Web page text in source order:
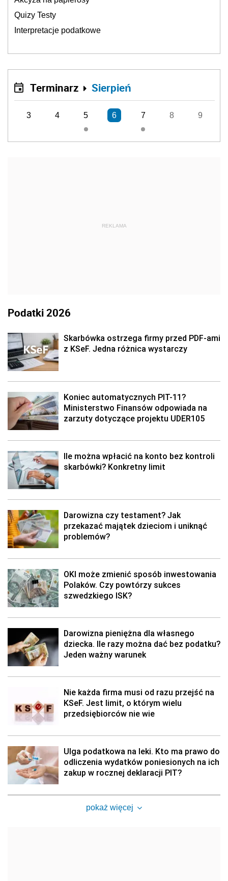
Quizy Testy
Interpretacje podatkowe
Terminarz Sierpień
3 4 5 6 7 8 9
REKLAMA
Podatki 2026
Skarbówka ostrzega firmy przed PDF-ami
z KSeF. Jedna różnica wystarczy
Koniec automatycznych PIT-11?
Ministerstwo Finansów odpowiada na
zarzuty dotyczące projektu UDER105
Ile można wpłacić na konto bez kontroli
skarbówki? Konkretny limit
Darowizna czy testament? Jak
przekazać majątek dzieciom i uniknąć
problemów?
OKI może zmienić sposób inwestowania
Polaków. Czy powtórzy sukces
szwedzkiego ISK?
Darowizna pieniężna dla własnego
dziecka. Ile razy można dać bez podatku?
Jeden ważny warunek
Nie każda firma musi od razu przejść na
KSeF. Jest limit, o którym wielu
przedsiębiorców nie wie
Ulga podatkowa na leki. Kto ma prawo do
odliczenia wydatków poniesionych na ich
zakup w rocznej deklaracji PIT?
pokaż więcej